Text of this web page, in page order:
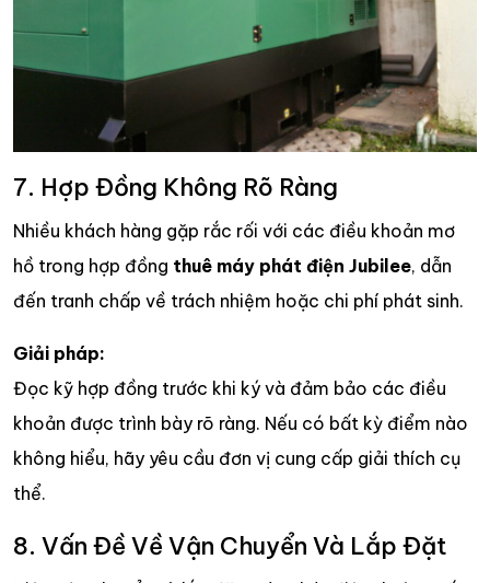
7. Hợp Đồng Không Rõ Ràng
Nhiều khách hàng gặp rắc rối với các điều khoản mơ
hồ trong hợp đồng thuê máy phát điện Jubilee, dẫn
đến tranh chấp về trách nhiệm hoặc chi phí phát sinh.
Giải pháp:
Đọc kỹ hợp đồng trước khi ký và đảm bảo các điều
khoản được trình bày rõ ràng. Nếu có bất kỳ điểm nào
không hiểu, hãy yêu cầu đơn vị cung cấp giải thích cụ
thể.
8. Vấn Đề Về Vận Chuyển Và Lắp Đặt